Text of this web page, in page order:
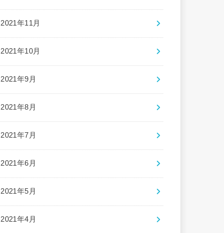
2021年11月
2021年10月
2021年9月
2021年8月
2021年7月
2021年6月
2021年5月
2021年4月